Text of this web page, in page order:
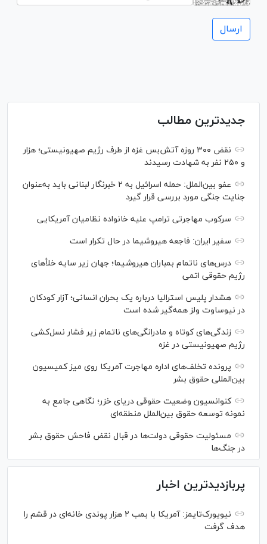
جدیدترین مطالب
نقض ۳۰۰ روزه آتش‌بس غزه از طرف رژیم صهیونیستی؛ هزار
و ۲۵۰ نفر به شهادت رسیدند
عفو بین‌الملل: حمله اسرائیل به ۲ خبرنگار لبنانی باید به‌عنوان
جنایت جنگی مورد بررسی قرار گیرد
سرکوب مهاجرتی ترامپ علیه خانواده نظامیان آمریکایی
سفیر ایران: فاجعه هیروشیما در حال تکرار است
درس‌های ناتمام بمباران هیروشیما؛ جهان زیر سایه خلأ‌های
رژیم حقوقی اتمی
هشدار پلیس استرالیا درباره یک بحران انسانی؛ آزار کودکان
در نیوساوت ولز همه‌گیر شده است
زندگی‌های کوتاه و مادرانگی‌های ناتمام زیر فشار نسل‌کشی
رژیم صهیونیستی در غزه
پرونده تخلف‌های اداره مهاجرت آمریکا روی میز کمیسیون
بین‌المللی حقوق بشر
کنوانسیون وضعیت حقوقی دریای خزر؛ نگاهی جامع به
نمونه توسعه حقوق بین‌الملل منطقه‌ای
مسئولیت حقوقی دولت‌ها در قبال نقض‌ فاحش حقوق بشر
در جنگ‌ها
پربازدیدترین اخبار
نیویورک‌تایمز: آمریکا با بمب ۲ هزار پوندی خانه‌ای در قشم را
هدف گرفت